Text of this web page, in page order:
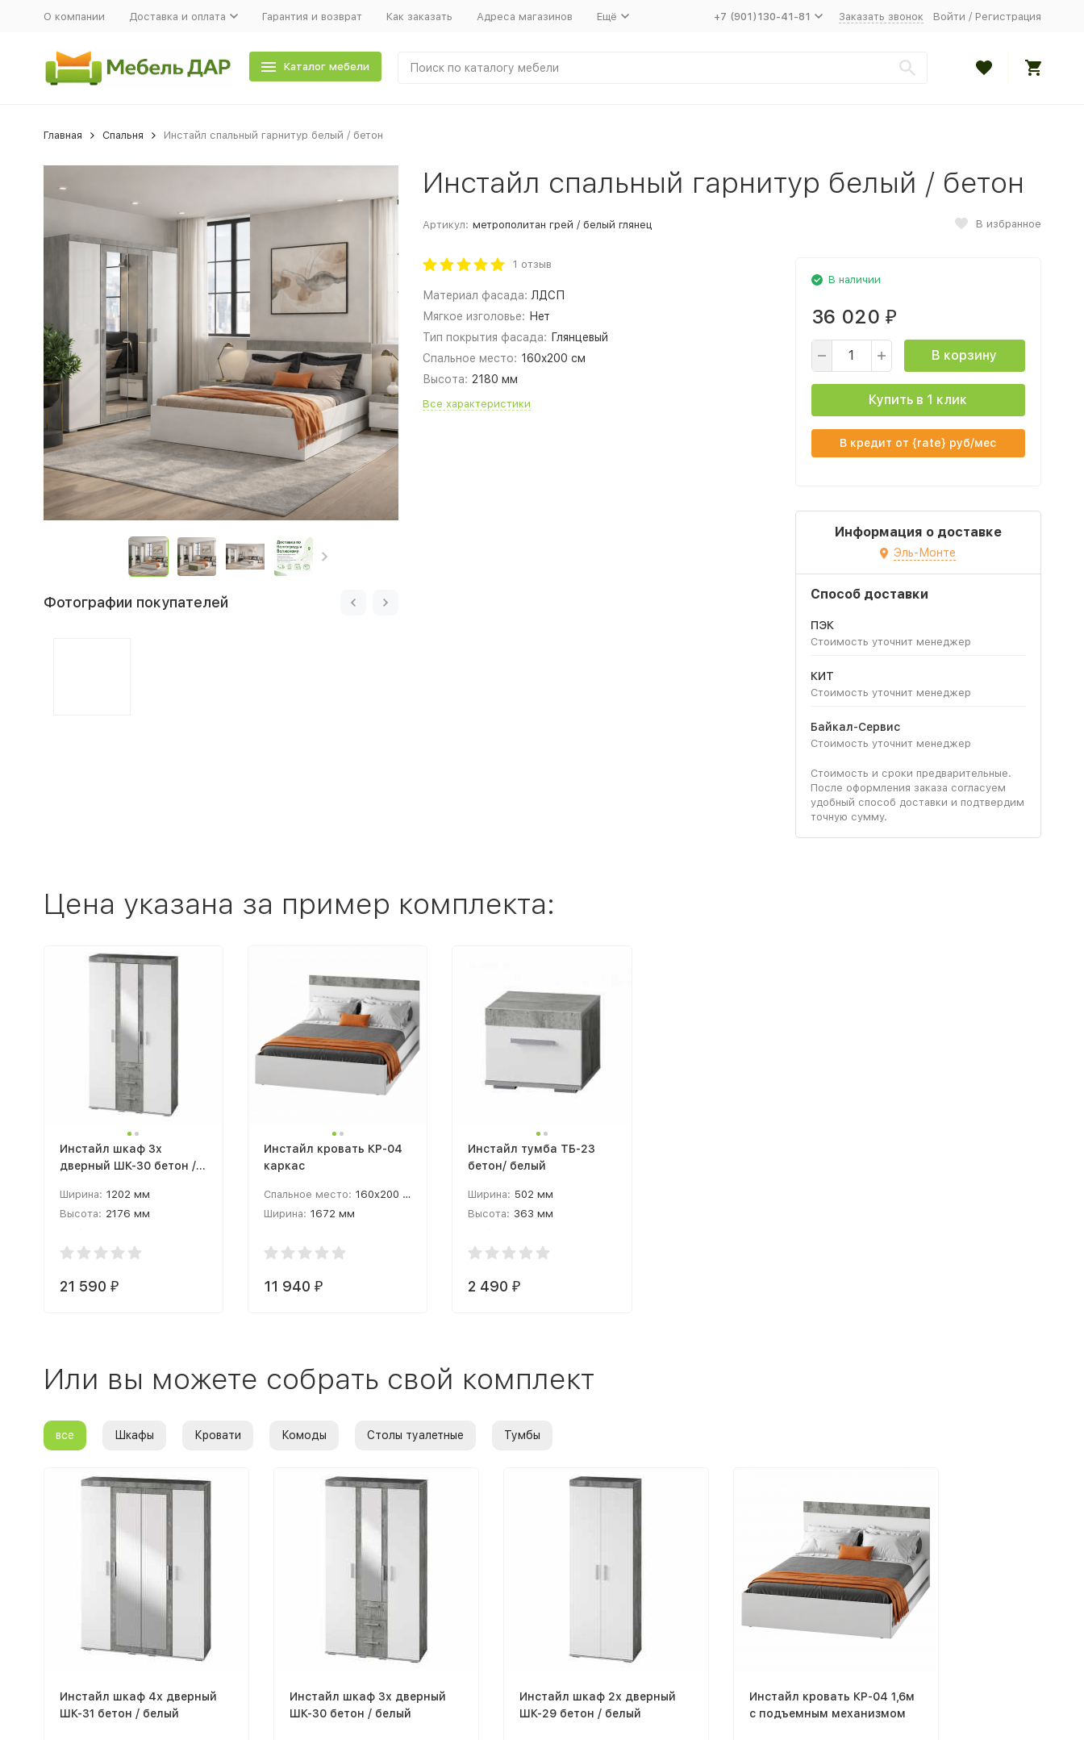
О компании Доставка и оплата Гарантия и возврат Как заказать Адреса магазинов Ещё +7 (901)130-41-81 Заказать звонок Войти / Регистрация
Каталог мебели
Главная Спальня Инстайл спальный гарнитур белый / бетон
Фотографии покупателей
Инстайл спальный гарнитур белый / бетон
Артикул: метрополитан грей / белый глянец В избранное
1 отзыв
Материал фасада: ЛДСП
Мягкое изголовье: Нет
Тип покрытия фасада: Глянцевый
Спальное место: 160x200 см
Высота: 2180 мм
Все характеристики
В наличии
36 020 ₽
В корзину
Купить в 1 клик
В кредит от {rate} руб/мес
Информация о доставке
Эль-Монте
Способ доставки
ПЭК
Стоимость уточнит менеджер
КИТ
Стоимость уточнит менеджер
Байкал-Сервис
Стоимость уточнит менеджер
Стоимость и сроки предварительные.
После оформления заказа согласуем
удобный способ доставки и подтвердим
точную сумму.
Цена указана за пример комплекта:
Инстайл шкаф 3х
дверный ШК-30 бетон /
Ширина: 1202 мм
Высота: 2176 мм
21 590 ₽
Инстайл кровать КР-04
каркас
Спальное место: 160x200 см
Ширина: 1672 мм
11 940 ₽
Инстайл тумба ТБ-23
бетон/ белый
Ширина: 502 мм
Высота: 363 мм
2 490₽
Или вы можете собрать свой комплект
все Шкафы Кровати Комоды Столы туалетные Тумбы
Инстайл шкаф 4х дверный
ШК-31 бетон / белый
Инстайл шкаф 3х дверный
ШК-30 бетон / белый
Инстайл шкаф 2х дверный
ШК-29 бетон / белый
Инстайл кровать КР-04 1,6м
с подъемным механизмом